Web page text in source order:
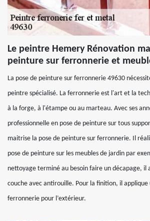
Le peintre Hemery Rénovation
peinture sur ferronnerie et
La pose de peinture sur ferronnerie 49630
peintre spécialisé. La ferronnerie est l'art et la
à la forge, à l'étampe ou au marteau. Avec ses
professionnelle en pose de peinture sur tous
maitrise la pose de peinture sur ferronnerie. Il
pose de peinture sur les meubles de jardin par
nettoyage terminé au besoin faire un décapage, il
couche avec antirouille. Pour la finition, il
ferronnerie pour l’extérieur.